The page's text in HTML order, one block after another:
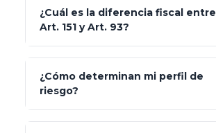
MetLife (MetaLife)
Prudential
¿Cuál es la diferencia fiscal entre
Art. 151 y Art. 93?
93
¿Cómo determinan mi perfil de
riesgo?